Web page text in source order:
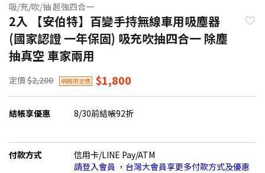
吸/充/吹/抽 超強四合一
2入 【安伯特】百變手持無線車用吸塵器
(國家認證 一年保固) 吸充吹抽四合一 除塵
抽真空 車家兩用
定價 $2,200 網路限定價 $1,800
結帳享優惠 8/30前結帳92折
付款方式
信用卡/LINE Pay/ATM
請登入會員 ，台灣大會員享更多付款方式及優惠